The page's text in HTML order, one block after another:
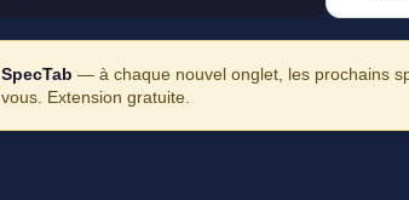
SpecTab — à chaque nouvel onglet, les prochains
vous. Extension gratuite.